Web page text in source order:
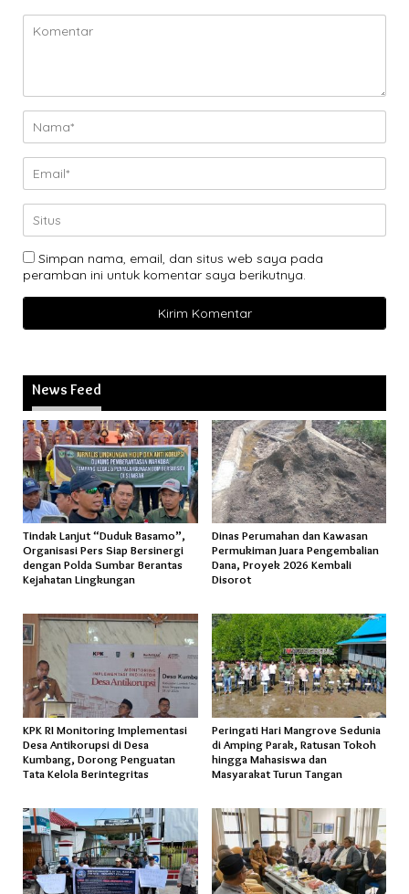
Simpan nama, email, dan situs web saya pada
peramban ini untuk komentar saya berikutnya.
News Feed
Tindak Lanjut “Duduk Basamo”,
Organisasi Pers Siap Bersinergi
dengan Polda Sumbar Berantas
Kejahatan Lingkungan
Dinas Perumahan dan Kawasan
Permukiman Juara Pengembalian
Dana, Proyek 2026 Kembali
Disorot
KPK RI Monitoring Implementasi
Desa Antikorupsi di Desa
Kumbang, Dorong Penguatan
Tata Kelola Berintegritas
Peringati Hari Mangrove Sedunia
di Amping Parak, Ratusan Tokoh
hingga Mahasiswa dan
Masyarakat Turun Tangan